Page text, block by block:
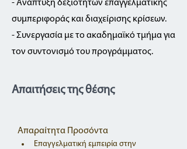
- Ανάπτυξη δεξιοτήτων επαγγελματικής
συμπεριφοράς και διαχείρισης κρίσεων.
- Συνεργασία με το ακαδημαϊκό τμήμα για
τον συντονισμό του προγράμματος.
Απαιτήσεις της θέσης
Απαραίτητα Προσόντα
Επαγγελματική εμπειρία στην